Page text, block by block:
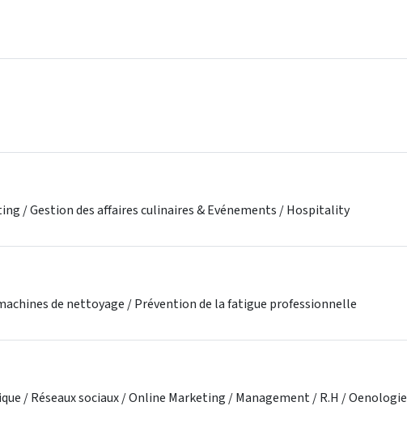
/ Gestion des affaires culinaires & Evénements / Hospitality
de nettoyage / Prévention de la fatigue professionnelle
/ Réseaux sociaux / Online Marketing / Management / R.H / Oenologie